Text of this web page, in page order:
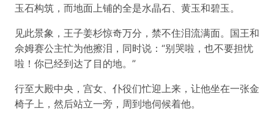
玉石构筑，而地面上铺的全是水晶石、黄玉和碧玉。
见此景象，王子姜杉惊奇万分，禁不住泪流满面。国王和
佘姆赛公主忙为他擦泪，同时说：“别哭啦，也不要担忧
啦！你已经到达了目的地。”
行至大殿中央，宫女、仆役们忙迎上来，让他坐在一张金
椅子上，然后站立一旁，周到地伺候着他。